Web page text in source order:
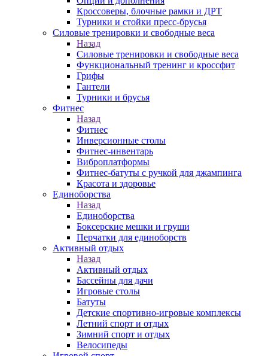
Кроссоверы, блочные рамки и ДРТ
Турники и стойки пресс-брусья
Силовые тренировки и свободные веса
Назад
Силовые тренировки и свободные веса
Функциональный тренинг и кроссфит
Грифы
Гантели
Турники и брусья
Фитнес
Назад
Фитнес
Инверсионные столы
Фитнес-инвентарь
Виброплатформы
Фитнес-батуты с ручкой для джампинга
Красота и здоровье
Единоборства
Назад
Единоборства
Боксерские мешки и груши
Перчатки для единоборств
Активный отдых
Назад
Активный отдых
Бассейны для дачи
Игровые столы
Батуты
Детские спортивно-игровые комплексы
Летний спорт и отдых
Зимний спорт и отдых
Велосипеды